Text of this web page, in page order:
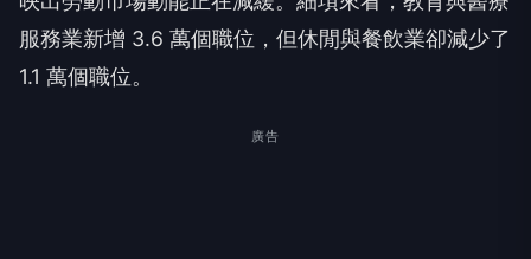
服務業新增 3.6 萬個職位，但休閒與餐飲業卻減少了
1.1 萬個職位。
廣告